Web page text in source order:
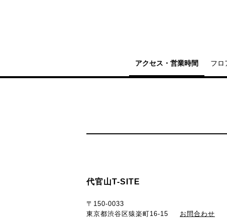
アクセス・営業時間 フロ
代官山T-SITE
〒150-0033
東京都渋谷区猿楽町16-15
お問合わせ